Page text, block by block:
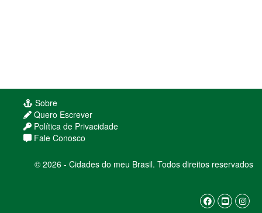
Sobre
Quero Escrever
Política de Privacidade
Fale Conosco
© 2026 - Cidades do meu Brasil. Todos direitos reservados